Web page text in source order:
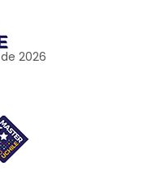
de 2026